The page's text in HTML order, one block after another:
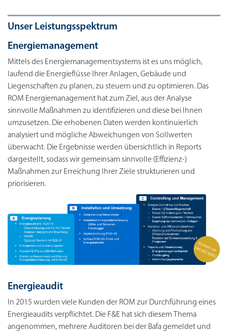
Unser Leistungsspektrum
Energiemanagement
Mittels des Energiemanagementsystems ist es uns möglich,
laufend die Energieflüsse Ihrer Anlagen, Gebäude und
Liegenschaften zu planen, zu steuern und zu optimieren. Das
ROM Energiemanagement hat zum Ziel, aus der Analyse
sinnvolle Maßnahmen zu identifizieren und diese bei Ihnen
umzusetzen. Die erhobenen Daten werden kontinuierlich
analysiert und mögliche Abweichungen von Sollwerten
überwacht. Die Ergebnisse werden übersichtlich in Reports
dargestellt, sodass wir gemeinsam sinnvolle (Effizienz-)
Maßnahmen zur Erreichung Ihrer Ziele strukturieren und
priorisieren.
Energieaudit
In 2015 wurden viele Kunden der ROM zur Durchführung eines
Energieaudits verpflichtet. Die F&E hat sich diesem Thema
angenommen, mehrere Auditoren bei der Bafa gemeldet und